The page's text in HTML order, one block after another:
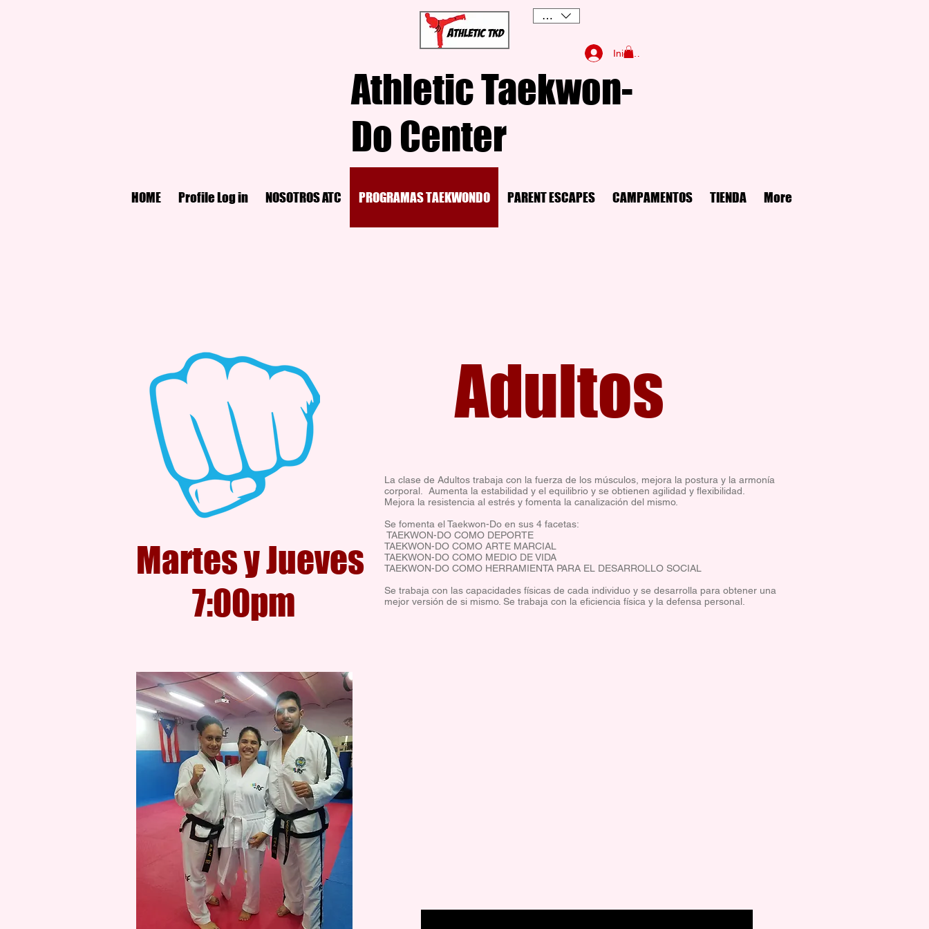
USD ($)
Iniciar sesión
Athletic Taekwon-
Do Center
HOME Profile Log in NOSOTROS ATC PROGRAMAS TAEKWONDO PARENT ESCAPES CAMPAMENTOS TIENDA More
Martes y Jueves
7:00pm
Adultos
La clase de Adultos trabaja con la fuerza de los músculos, mejora la postura y la armonía
corporal. Aumenta la estabilidad y el equilibrio y se obtienen agilidad y flexibilidad.
Mejora la resistencia al estrés y fomenta la canalización del mismo.
Se fomenta el Taekwon-Do en sus 4 facetas:
TAEKWON-DO COMO DEPORTE
TAEKWON-DO COMO ARTE MARCIAL
TAEKWON-DO COMO MEDIO DE VIDA
TAEKWON-DO COMO HERRAMIENTA PARA EL DESARROLLO SOCIAL
Se trabaja con las capacidades físicas de cada individuo y se desarrolla para obtener una
mejor versión de si mismo. Se trabaja con la eficiencia física y la defensa personal.